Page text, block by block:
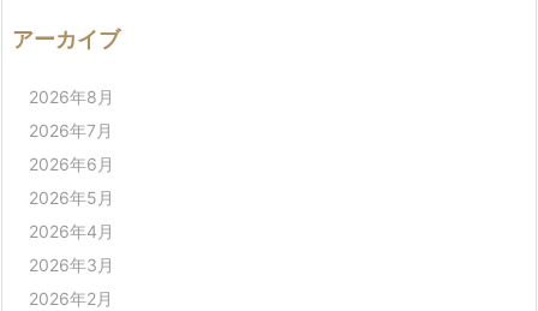
アーカイブ
2026年8月
2026年7月
2026年6月
2026年5月
2026年4月
2026年3月
2026年2月